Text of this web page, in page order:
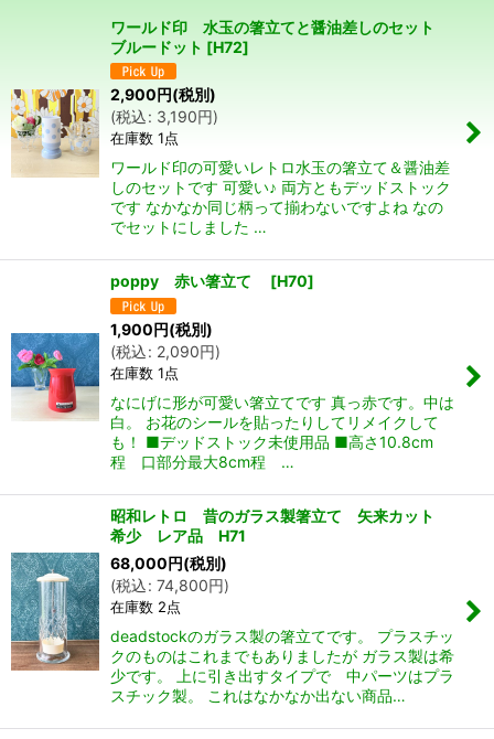
並び順:
絞り込む
ワールド印 水玉の箸立てと醤油差しのセット
ブルードット [H72]
2,900 円(税別)
(税込: 3,190円)
在庫数 1点
ワールド印の可愛いレトロ水玉の箸立て＆醤油差
しのセットです 可愛い♪ 両方ともデッドストック
です なかなか同じ柄って揃わないですよね なの
でセットにしました …
poppy 赤い箸立て [H70]
1,900円(税別)
(税込: 2,090円)
在庫数 1点
なにげに形が可愛い箸立てです 真っ赤です。中は
白。 お花のシールを貼ったりしてリメイクして
も！ ■デッドストック未使用品 ■高さ10.8cm
程 口部分最大8cm程 …
昭和レトロ 昔のガラス製箸立て 矢来カット
希少 レア品 H71
68,000円(税別)
(税込: 74,800円)
在庫数 2点
deadstockのガラス製の箸立てです。 プラスチッ
クのものはこれまでもありましたが ガラス製は希
少です。 上に引き出すタイプで 中パーツはプラ
スチック製。 これはなかなか出ない商品…